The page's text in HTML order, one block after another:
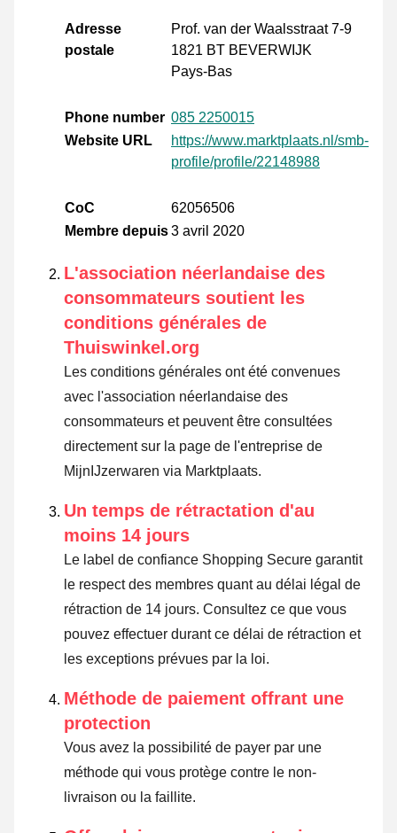
Adresse
postale
Prof. van der Waalsstraat 7-9
1821 BT BEVERWIJK
Pays-Bas
Phone number 085 2250015
Website URL
https://www.marktplaats.nl/smb-
profile/profile/22148988
CoC
62056506
Membre depuis3 avril 2020
L'association néerlandaise des
consommateurs soutient les
conditions générales de
Thuiswinkel.org
Les conditions générales ont été convenues
avec l'association néerlandaise des
consommateurs et peuvent être consultées
directement sur la page de l'entreprise de
MijnIJzerwaren via Marktplaats.
Un temps de rétractation d'au
moins 14 jours
Le label de confiance Shopping Secure garantit
le respect des membres quant au délai légal de
rétraction de 14 jours. Consultez ce que vous
pouvez effectuer durant ce délai de rétraction et
les exceptions prévues par la loi.
Méthode de paiement offrant une
protection
Vous avez la possibilité de payer par une
méthode qui vous protège contre le non-
livraison ou la faillite.